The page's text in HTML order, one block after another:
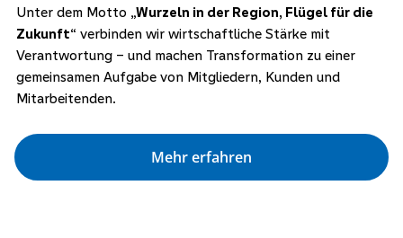
Unter dem Motto „Wurzeln in der Region, Flügel für die
Zukunft“ verbinden wir wirtschaftliche Stärke mit
Verantwortung – und machen Transformation zu einer
gemeinsamen Aufgabe von Mitgliedern, Kunden und
Mitarbeitenden.
Mehr erfahren